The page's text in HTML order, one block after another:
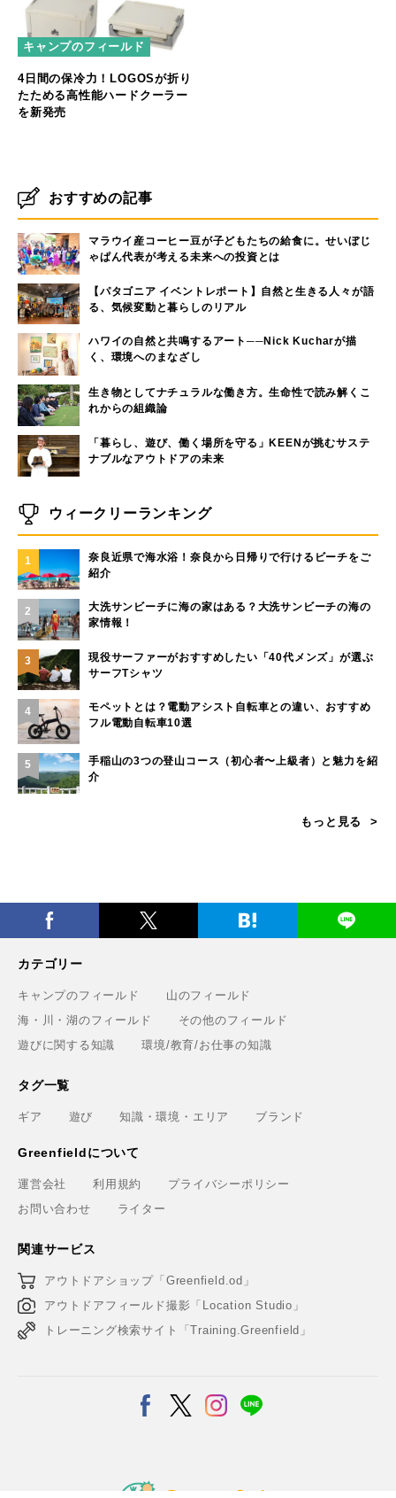
キャンプのフィールド
4日間の保冷力！LOGOSが折り
たためる高性能ハードクーラー
を新発売
おすすめの記事
マラウイ産コーヒー豆が子どもたちの給食に。せいぼじ
ゃぱん代表が考える未来への投資とは
【パタゴニア イベントレポート】自然と生きる人々が語
る、気候変動と暮らしのリアル
ハワイの自然と共鳴するアート──Nick Kucharが描
く、環境へのまなざし
生き物としてナチュラルな働き方。生命性で読み解くこ
れからの組織論
「暮らし、遊び、働く場所を守る」KEENが挑むサステ
ナブルなアウトドアの未来
ウィークリーランキング
1
奈良近県で海水浴！奈良から日帰りで行けるビーチをご
紹介
2
大洗サンビーチに海の家はある？大洗サンビーチの海の
家情報！
3
現役サーファーがおすすめしたい「40代メンズ」が選ぶ
サーフTシャツ
4
モペットとは？電動アシスト自転車との違い、おすすめ
フル電動自転車10選
5
手稲山の3つの登山コース（初心者〜上級者）と魅力を紹
介
もっと見る
カテゴリー
キャンプのフィールド
山のフィールド
海・川・湖のフィールド
その他のフィールド
遊びに関する知識
環境/教育/お仕事の知識
タグ一覧
ギア 遊び 知識・環境・エリア ブランド
Greenfieldについて
運営会社 利用規約
プライバシーポリシー
お問い合わせ
ライター
関連サービス
アウトドアショップ「Greenfield.od」
アウトドアフィールド撮影「Location Studio」
トレーニング検索サイト「Training.Greenfield」